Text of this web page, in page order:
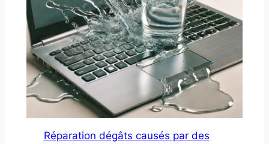
Réparation dégâts causés par des